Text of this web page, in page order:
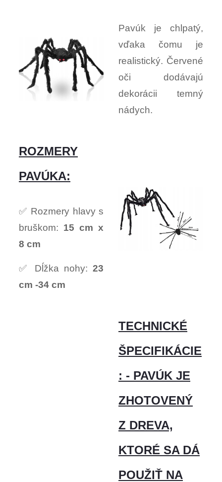
Pavúk je chlpatý,
vďaka čomu je
realistický. Červené
oči dodávajú
dekorácii temný
nádych.
ROZMERY
PAVÚKA:
✅ Rozmery hlavy s
bruškom: 15 cm x
8 cm
✅ Dĺžka nohy: 23
cm -34 cm
TECHNICKÉ
ŠPECIFIKÁCIE
: - PAVÚK JE
ZHOTOVENÝ
Z DREVA,
KTORÉ SA DÁ
POUŽIŤ NA